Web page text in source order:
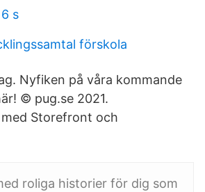
s
förskola
Nyfiken på våra kommande
© pug.se 2021.
Storefront och
roliga historier för dig som